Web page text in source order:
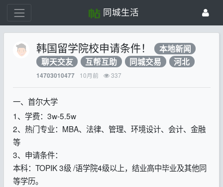
同城生活
韩国留学院校申请条件！ 本地新闻
聊天交友
互帮互助 同城交易 河北
14703010477 10月前 337
一、首尔大学
1、学费：3w-5.5w
2、热门专业：MBA、法律、管理、环境设计、会计、金融
等
3、申请条件：
本科：TOPIK 3级 /语学院4级以上，结业高中毕业及其他同
等学历。